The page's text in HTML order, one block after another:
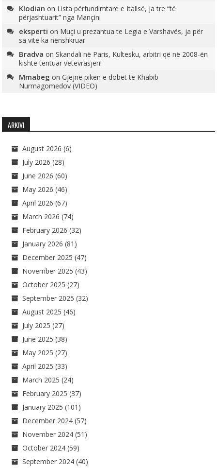
Klodian on Lista përfundimtare e Italisë, ja tre “të
përjashtuarit” nga Mançini
eksperti on Muçi u prezantua te Legia e Varshavës, ja për
sa vite ka nënshkruar
Bradva onSkandali në Paris, Kultesku, arbitri që në 2008-ën
kishte tentuar vetëvrasjen!
Mmabeg onGjejnë pikën e dobët të Khabib
Nurmagomedov (VIDEO)
ARKIVI
August 2026 (6)
July 2026 (28)
June 2026 (60)
May 2026 (46)
April 2026 (67)
March 2026 (74)
February 2026 (32)
January 2026 (81)
December 2025 (47)
November 2025 (43)
October 2025 (27)
September 2025 (32)
August 2025 (46)
July 2025 (27)
June 2025 (38)
May 2025 (27)
April 2025 (33)
March 2025 (24)
February 2025 (37)
January 2025 (101)
December 2024 (57)
November 2024 (51)
October 2024 (59)
September 2024 (40)